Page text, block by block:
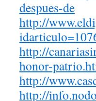
despues-de
http://www.
http://
honor-
http://
http://